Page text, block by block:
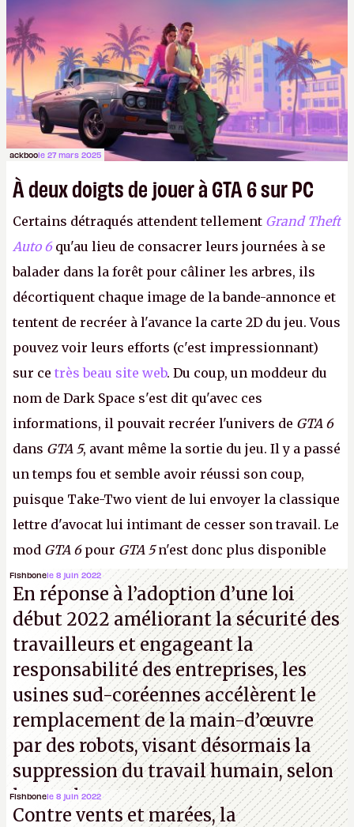
ackboole 27 mars 2025
À deux doigts de jouer à GTA 6 sur PC
Certains détraqués attendent tellement Grand Theft
Auto 6 qu'au lieu de consacrer leurs journées à se
balader dans la forêt pour câliner les arbres, ils
décortiquent chaque image de la bande-annonce et
tentent de recréer à l'avance la carte 2D du jeu. Vous
pouvez voir leurs efforts (c'est impressionnant)
sur ce très beau site web. Du coup, un moddeur du
nom de Dark Space s'est dit qu'avec ces
informations, il pouvait recréer l'univers de GTA 6
dans GTA 5, avant même la sortie du jeu. Il y a passé
un temps fou et semble avoir réussi son coup,
puisque Take-Two vient de lui envoyer la classique
lettre d'avocat lui intimant de cesser son travail. Le
mod GTA 6pour GTA 5n'est donc plus disponible
au téléchargement. Vous pouvez encore en voir
quelques bribes surcette vidéo YouTube.A.
Fishbonele 8 juin 2022
En réponse à l’adoption d’une loi
début 2022 améliorant la sécurité des
travailleurs et engageant la
responsabilité des entreprises, les
usines sud-coréennes accélèrent le
remplacement de la main-d’œuvre
par des robots, visant désormais la
suppression du travail humain, selon
les analystes.
Fishbonele 8 juin 2022
Contre vents et marées, la